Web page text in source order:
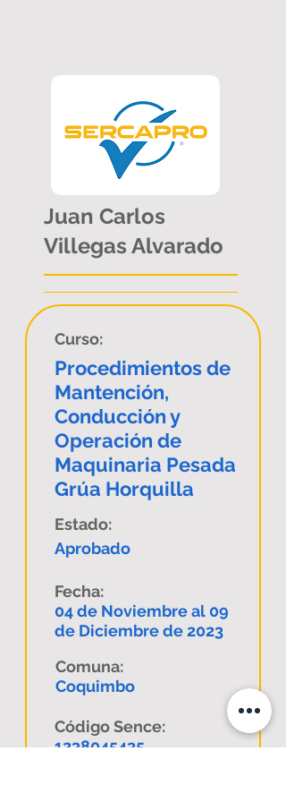
Juan Carlos
Villegas Alvarado
Curso:
Procedimientos de
Mantención,
Conducción y
Operación de
Maquinaria Pesada
Grúa Horquilla
Estado:
Aprobado
Fecha:
04 de Noviembre al 09
de Diciembre de 2023
Comuna:
Coquimbo
Código Sence:
1238045435